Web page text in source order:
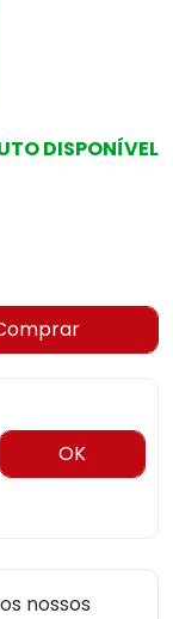
DISPONÍVEL
OK
nossos